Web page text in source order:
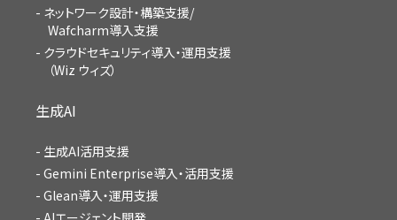
ネットワーク設計・構築支援/
Wafcharm導入支援
クラウドセキュリティ導入・運用支援
（Wiz ウィズ）
生成AI
生成AI活用支援
Gemini Enterprise導入・活用支援
Glean導入・運用支援